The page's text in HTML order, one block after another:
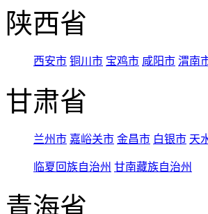
陕西省
西安市 铜川市 宝鸡市 咸阳市 渭南
甘肃省
兰州市 嘉峪关市 金昌市 白银市 天
临夏回族自治州 甘南藏族自治州
青海省